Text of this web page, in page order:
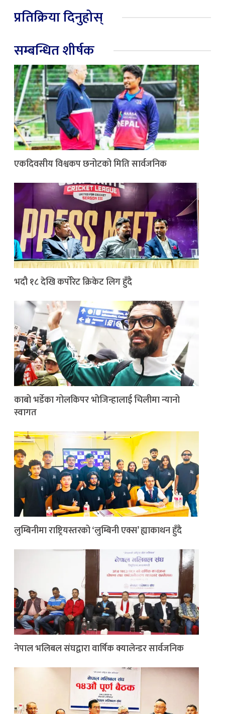
प्रतिक्रिया दिनुहोस्
सम्बन्धित शीर्षक
एकदिवसीय विश्वकप छनोटको मिति सार्वजनिक
भदौ १८ देखि कर्पोरेट क्रिकेट लिग हुँदै
काबो भर्डेका गोलकिपर भोजिन्हालाई चिलीमा न्यानो
स्वागत
लुम्बिनीमा राष्ट्रियस्तरको ‘लुम्बिनी एक्स’ ह्याकाथन हुँदै
नेपाल भलिबल संघद्वारा वार्षिक क्यालेन्डर सार्वजनिक